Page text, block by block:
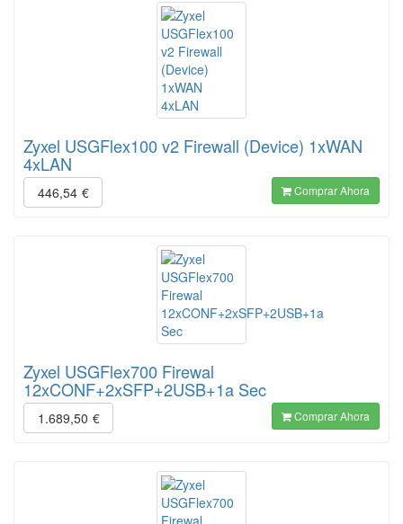
Zyxel USGFlex100 v2 Firewall (Device) 1xWAN
4xLAN
446,54 € Comprar Ahora
Zyxel USGFlex700 Firewal
12xCONF+2xSFP+2USB+1a Sec
1.689,50 € Comprar Ahora